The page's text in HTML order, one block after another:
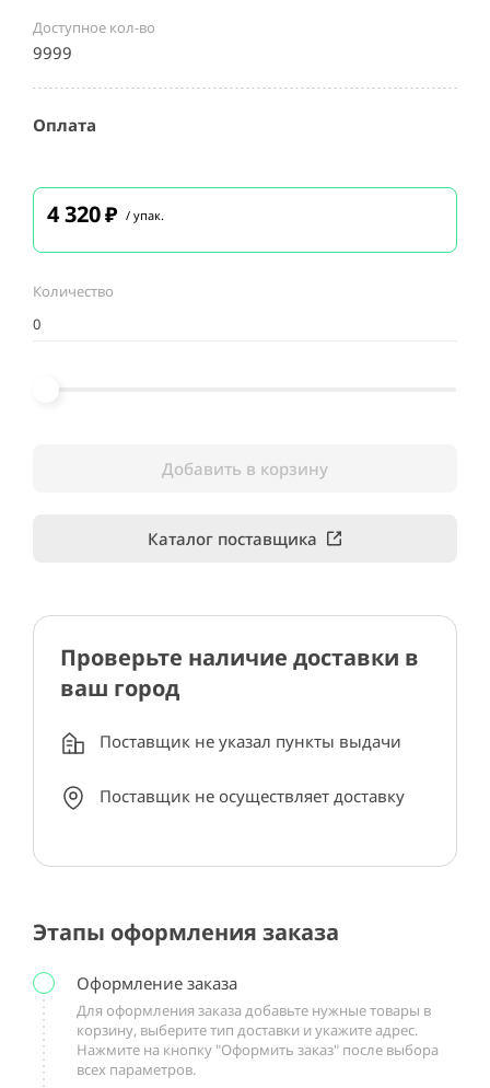
Доступное кол-во
9999
Оплата
4 320₽ / упак.
Количество
Добавить в корзину
Каталог поставщика
Проверьте наличие доставки в
ваш город
Поставщик не указал пункты выдачи
Поставщик не осуществляет доставку
Этапы оформления заказа
Оформление заказа
Для оформления заказа добавьте нужные товары в
корзину, выберите тип доставки и укажите адрес.
Нажмите на кнопку "Оформить заказ" после выбора
всех параметров.